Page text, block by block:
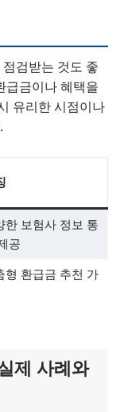
검받는 것도 좋
급금이나 혜택을
유리한 시점이나
한 보험사 정보 통
공
형 환급금 추천 가
제 사례와